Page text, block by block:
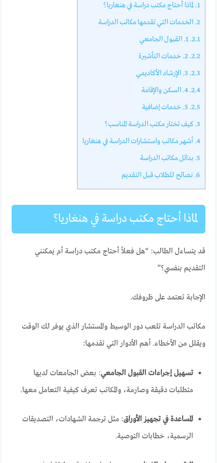
1. لماذا أحتاج مكتب دراسة في هنغاريا؟
2. الخدمات التي تقدمها مكاتب الدراسة
2.1. 1. القبول الجامعي
2.2. 2. خدمات التأشيرة
2.3. 3. الإرشاد الأكاديمي
2.4. 4. السكن والإقامة
2.5. 5. خدمات إضافية
3. كيف تختار مكتب الدراسة المناسب؟
4. أشهر مكاتب واستشارات الدراسة في هنغاريا
5. بدائل مكاتب الدراسة
6. نصائح للطلاب قبل التقديم
لماذا أحتاج مكتب دراسة في هنغاريا؟
قد يتساءل الطالب: “هل فعلاً أحتاج مكتب دراسة أم يمكنني
التقديم بنفسي؟”
الإجابة تعتمد على ظروفك.
مكاتب الدراسة تلعب دور الوسيط والمستشار الذي يوفر لك الوقت
ويقلل من الأخطاء. أهم الأدوار التي تقدمها:
تسهيل إجراءات القبول الجامعي: بعض الجامعات لديها
متطلبات دقيقة وصارمة، والمكاتب تعرف كيفية التعامل معها.
المساعدة في تجهيز الأوراق: مثل ترجمة الشهادات، التصديقات
الرسمية، خطابات التوصية.